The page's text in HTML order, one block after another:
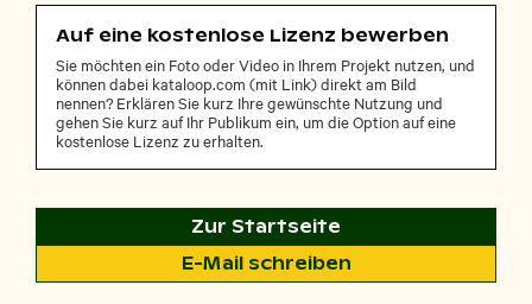
Auf eine kostenlose Lizenz bewerben
Sie möchten ein Foto oder Video in Ihrem Projekt nutzen, und
können dabei kataloop.com (mit Link) direkt am Bild
nennen? Erklären Sie kurz Ihre gewünschte Nutzung und
gehen Sie kurz auf Ihr Publikum ein, um die Option auf eine
kostenlose Lizenz zu erhalten.
Zur Startseite
E-Mail schreiben